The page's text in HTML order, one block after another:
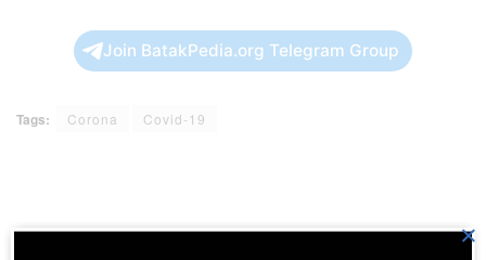
Join BatakPedia.org Telegram Group
Tags: Corona Covid-19
×